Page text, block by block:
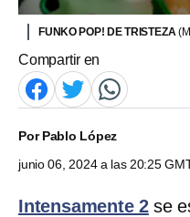
FUNKO POP! DE TRISTEZA
Compartir en
PorPablo López
junio 06, 2024 a las 20:25
Intensamente 2se